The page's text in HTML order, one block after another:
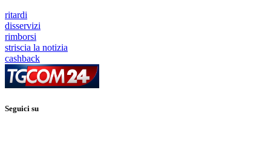
ritardi
disservizi
rimborsi
striscia la notizia
cashback
Seguici su